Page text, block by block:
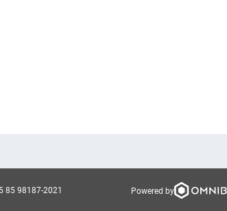
85 98187-2021 Powered by